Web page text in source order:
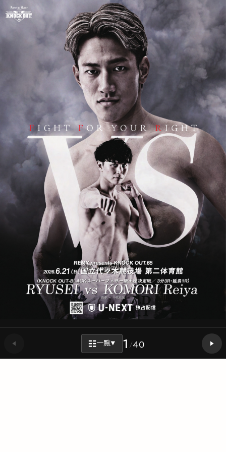
◀ ☷一覧▼ 1 /40 ▶